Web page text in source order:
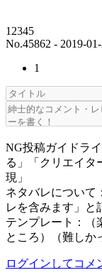
12345
No.45862 - 2019-
1
NG投稿ガイドラ
る」「クリエイタ
現」
ネタバレについて
レを含みます」と
テンプレート：（
ところ）（難しか
ログインしてコメ